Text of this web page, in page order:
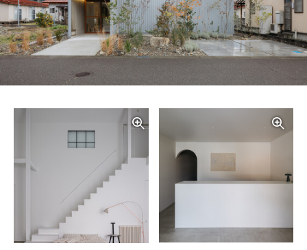
写真を拡大する